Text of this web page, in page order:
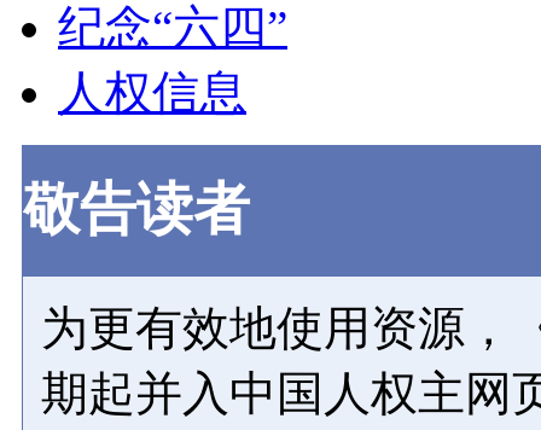
纪念“六四”
人权信息
敬告读者
为更有效地使用资源，
期起并入中国人权主网